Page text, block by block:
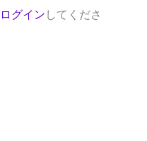
ログイン してくださ